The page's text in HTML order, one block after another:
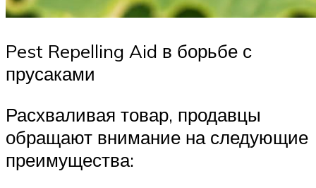
Pest Repelling Aid в борьбе с
прусаками
Расхваливая товар, продавцы
обращают внимание на следующие
преимущества: